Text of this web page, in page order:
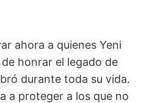
ahora a quienes Yeni
honrar el legado de
durante toda su vida.
a proteger a los que no